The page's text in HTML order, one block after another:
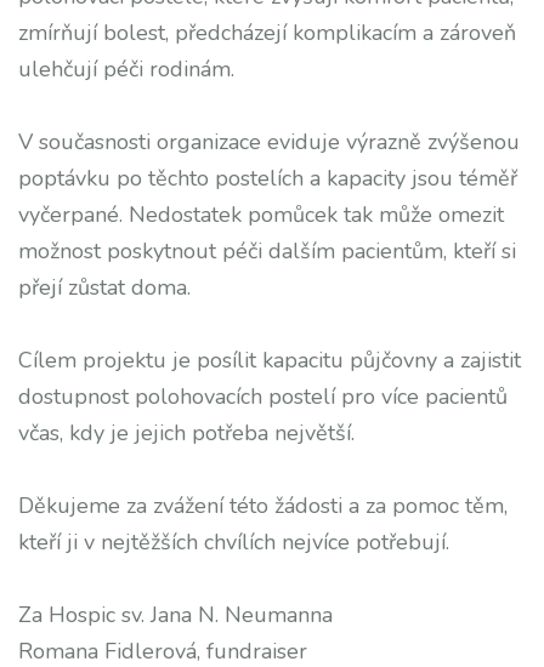
zmírňují bolest, předcházejí komplikacím a zároveň
ulehčují péči rodinám.
V současnosti organizace eviduje výrazně zvýšenou
poptávku po těchto postelích a kapacity jsou téměř
vyčerpané. Nedostatek pomůcek tak může omezit
možnost poskytnout péči dalším pacientům, kteří si
přejí zůstat doma.
Cílem projektu je posílit kapacitu půjčovny a zajistit
dostupnost polohovacích postelí pro více pacientů
včas, kdy je jejich potřeba největší.
Děkujeme za zvážení této žádosti a za pomoc těm,
kteří ji v nejtěžších chvílích nejvíce potřebují.
Za Hospic sv. Jana N. Neumanna
Romana Fidlerová, fundraiser